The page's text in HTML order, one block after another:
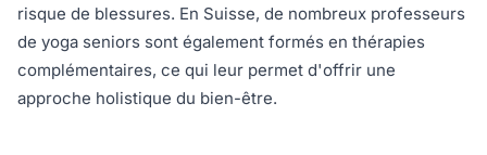
risque de blessures. En Suisse, de nombreux professeurs
de yoga seniors sont également formés en thérapies
complémentaires, ce qui leur permet d'offrir une
approche holistique du bien-être.